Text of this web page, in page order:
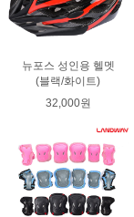
뉴포스 성인용 헬멧
(블랙/화이트)
32,000원